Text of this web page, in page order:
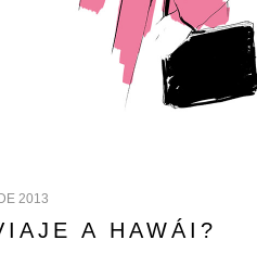
2013
A HAWÁI?